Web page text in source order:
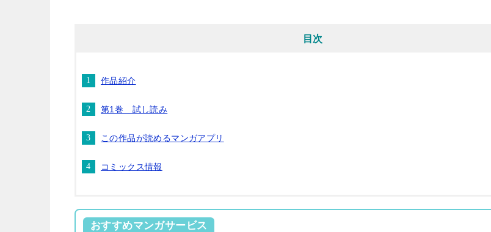
目次
作品紹介
第1巻 試し読み
この作品が読めるマンガアプリ
コミックス情報
おすすめマンガサービス